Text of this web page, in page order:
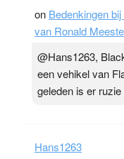
on Bedenkingen
van Ronald
@Hans1263,
een vehikel van
geleden is er
Hans1263